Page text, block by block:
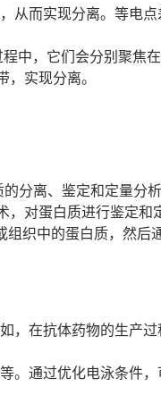
从而实现分离。等电
中，它们会分别聚焦
实现分离。
分离、鉴定和定量分
对蛋白质进行鉴定和
织中的蛋白质，然后
，在抗体药物的生产
。通过优化电泳条件